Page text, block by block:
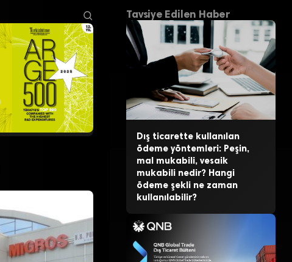
Tavsiye Edilen Haber
Dış ticarette kullanılan
ödeme yöntemleri: Peşin,
mal mukabili, vesaik
mukabili nedir? Hangi
ödeme şekli ne zaman
kullanılabilir?